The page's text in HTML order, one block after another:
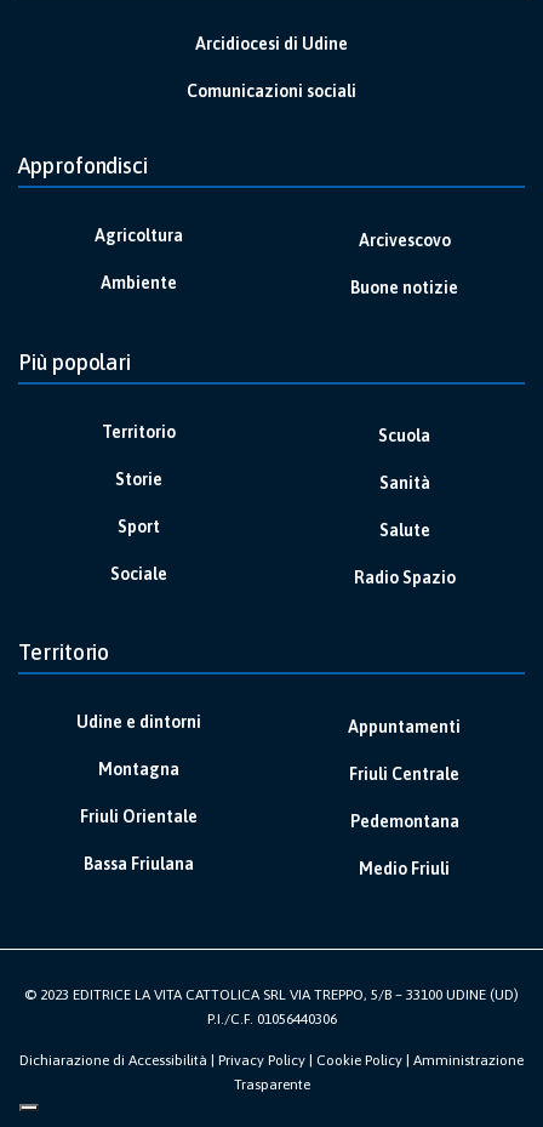
Arcidiocesi di Udine
Comunicazioni sociali
Approfondisci
Agricoltura
Ambiente
Arcivescovo
Buone notizie
Più popolari
Territorio
Storie
Sport
Sociale
Scuola
Sanità
Salute
Radio Spazio
Territorio
Udine e dintorni
Montagna
Friuli Orientale
Bassa Friulana
Appuntamenti
Friuli Centrale
Pedemontana
Medio Friuli
© 2023 EDITRICE LA VITA CATTOLICA SRL VIA TREPPO, 5/B – 33100 UDINE (UD)
P.I./C.F. 01056440306
Dichiarazione di Accessibilità | Privacy Policy | Cookie Policy | Amministrazione
Trasparente